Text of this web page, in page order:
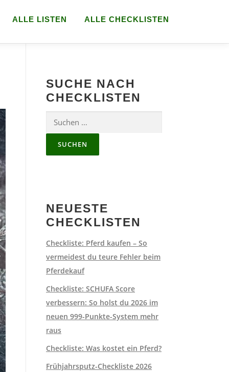
ALLE LISTEN ALLE CHECKLISTEN
SUCHE NACH
CHECKLISTEN
Suchen
nach:
NEUESTE
CHECKLISTEN
Checkliste: Pferd kaufen – So
vermeidest du teure Fehler beim
Pferdekauf
Checkliste: SCHUFA Score
verbessern: So holst du 2026 im
neuen 999-Punkte-System mehr
raus
Checkliste: Was kostet ein Pferd?
Frühjahrsputz-Checkliste 2026